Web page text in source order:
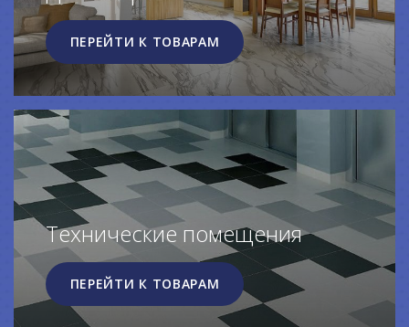
ПЕРЕЙТИ К ТОВАРАМ
Технические помещения
ПЕРЕЙТИ К ТОВАРАМ